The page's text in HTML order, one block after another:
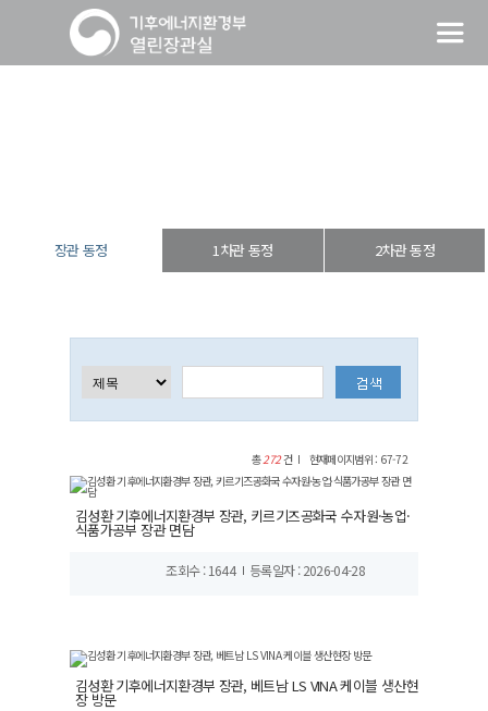
장관 동정 1차관 동정 2차관 동정
총272건 현재페이지범위 : 67-72
김성환 기후에너지환경부 장관, 키르기즈공화국 수자원·농업·
식품가공부 장관 면담
조회수 : 1644 등록일자 : 2026-04-28
김성환 기후에너지환경부 장관, 베트남 LS VINA 케이블 생산현
장 방문